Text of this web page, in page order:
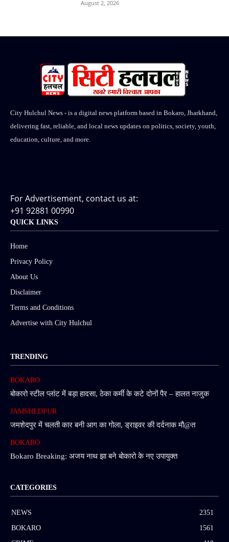
August 2, 2026
City Hulchul News - is a digital news platform based in Bokaro, Jharkhand,
delivering fast, reliable, and local news updates on politics, society, youth,
education, culture, and more.
For Advertisement, contact us at:
+91 92881 00990
QUICK LINKS
Home
Privacy Policy
About Us
Disclaimer
Terms and Conditions
Advertise with City Hulchul
TRENDING
BOKARO
बोकारो स्टील प्लांट में बड़ा हादसा, ठेका कर्मी के कटे दोनों पैर – हालत नाजुक
JAMSHEDPUR
जमशेदपुर में चलती कार बनी आग का गोला, ड्राइवर की दर्दनाक मौ@त
BOKARO
Bokaro Breaking: अजय नाथ झा बने बोकारो के नए उपायुक्त
CATEGORIES
NEWS
2351
BOKARO
1561